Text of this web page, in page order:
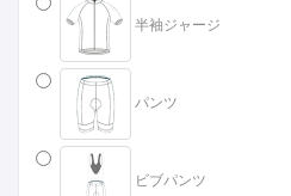
半袖ジャージ
パンツ
ビブパンツ